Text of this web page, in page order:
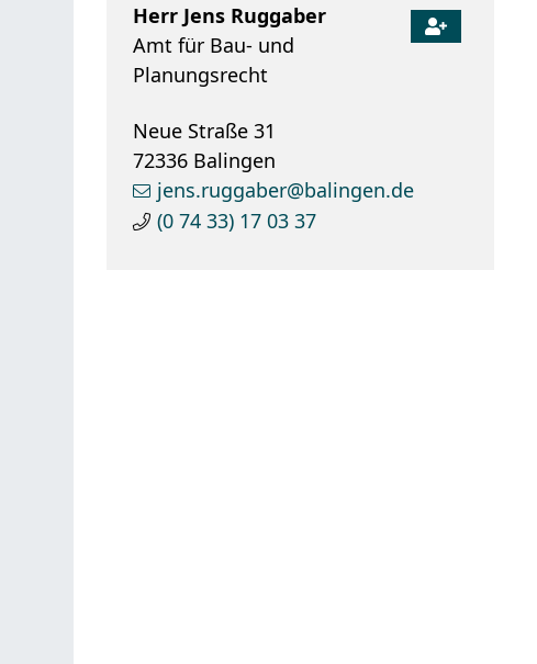
Herr Jens Ruggaber
Amt für Bau- und
Planungsrecht
Neue Straße 31
72336 Balingen
jens.ruggaber@balingen.de
(0 74 33) 17 03 37